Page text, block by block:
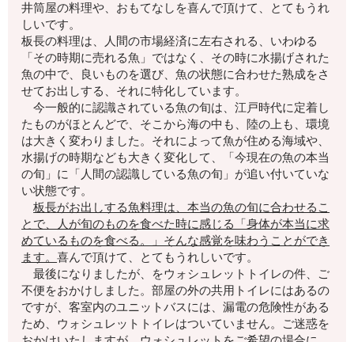
井筒屋の料理や、おもてなしを喜んで頂けて、とてもうれ
しいです。
板長の料理は、人間の市場経済に左右される、いわゆる
「その時期に売れる魚」ではなく、その時に水揚げされた
魚の中で、良いものを選び、魚の状態に合わせた熟成をさ
せてお出しする、それに特化しています。
今一般的に認識されている魚の旬は、江戸時代に定着し
たものがほとんどで、そこから海の中も、陸の上も、環境
は大きく変わりました。それによって魚が住める海域や、
水揚げの時期なども大きく変化して、「今現在の魚の本当
の旬」に「人間の認識している魚の旬」が追い付いていな
い状態です。
板長がお出しする魚料理は、本当の魚の旬に合わせるこ
とで、人が旬のものを食べた時に感じる「身体が本当に求
めているものを食べる。」そんな感覚を味わうことができ
ます。喜んで頂けて、とてもうれしいです。
最後になりましたが、をウォシュレットトイレの件、ご
不便をおかけしました。部屋の外の共用トイレにはあるの
ですが、客室内のユニットバスには、漏電の危険性がある
ため、ウォシュレットトイレはついていません。ご迷惑を